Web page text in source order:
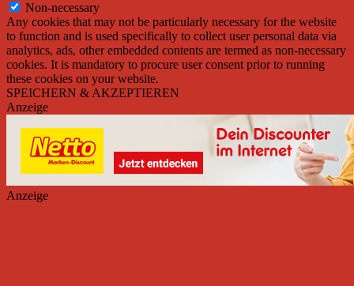
Non-necessary
Any cookies that may not be particularly necessary for the website
to function and is used specifically to collect user personal data via
analytics, ads, other embedded contents are termed as non-necessary
cookies. It is mandatory to procure user consent prior to running
these cookies on your website.
SPEICHERN & AKZEPTIEREN
Anzeige
Anzeige